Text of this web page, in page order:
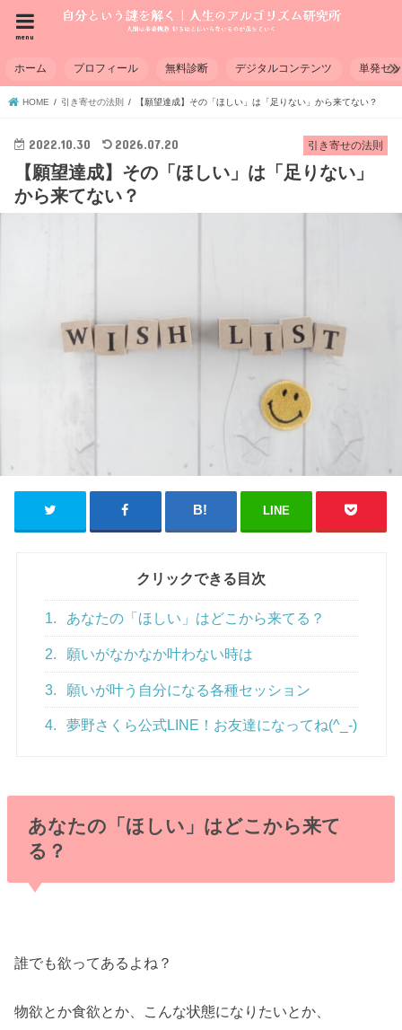
menu
ホーム プロフィール 無料診断 デジタルコンテンツ 単発セ
HOME 引き寄せの法則 【願望達成】その「ほしい」は「足りない」から来てない？
引き寄せの法則
2022.10.30 2026.07.20
【願望達成】その「ほしい」は「足りない」
から来てない？
LINE
クリックできる目次
1. あなたの「ほしい」はどこから来てる？
2. 願いがなかなか叶わない時は
3. 願いが叶う自分になる各種セッション
4. 夢野さくら公式LINE！お友達になってね(^_-)
あなたの「ほしい」はどこから来て
る？
誰でも欲ってあるよね？
物欲とか食欲とか、こんな状態になりたいとか、